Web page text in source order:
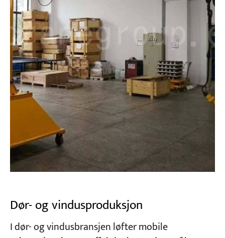
Dør- og vindusproduksjon
I dør- og vindusbransjen løfter mobile